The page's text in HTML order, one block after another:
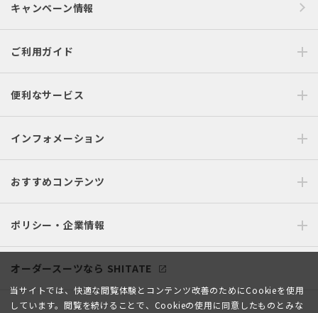
キャンペーン情報
ご利用ガイド
便利なサービス
インフォメーション
おすすめコンテンツ
ポリシー・企業情報
オーダースーツなら SHITATE
当サイトでは、快適な閲覧体験とコンテンツ改善のためにCookieを使用
しています。閲覧を続けることで、Cookieの使用に同意したものとみな